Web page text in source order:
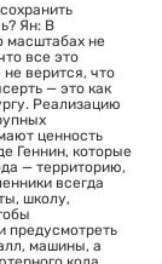
Ян: В
масштабах не
все это
верится, что
— это как
Реализацию
ценность
Геннин, которые
— территорию,
всегда
школу,
машины, а